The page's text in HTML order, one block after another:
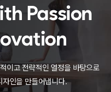
자인 - 중외제약
인 - 고려은단
듀오백
피자
스커피㈜
홀딩스
Passion
이고 전략적인 열정을 바탕으로
인을 만들어냅니다.